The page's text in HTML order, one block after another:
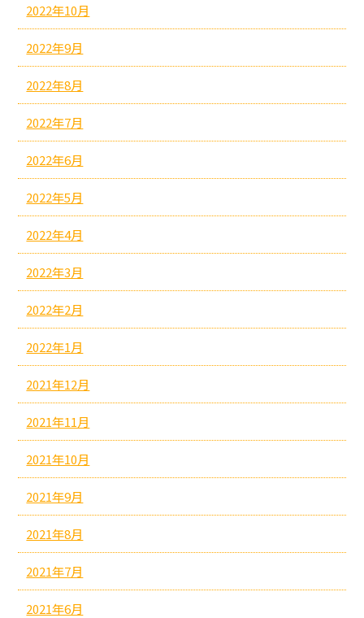
2022年10月
2022年9月
2022年8月
2022年7月
2022年6月
2022年5月
2022年4月
2022年3月
2022年2月
2022年1月
2021年12月
2021年11月
2021年10月
2021年9月
2021年8月
2021年7月
2021年6月